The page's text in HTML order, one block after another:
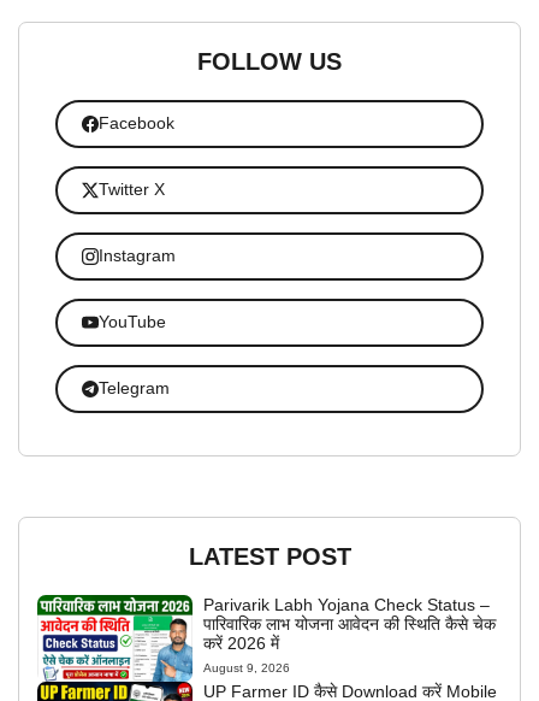
FOLLOW US
Facebook
Twitter X
Instagram
YouTube
Telegram
LATEST POST
Parivarik Labh Yojana Check Status –
पारिवारिक लाभ योजना आवेदन की स्थिति कैसे चेक
करें 2026 में
August 9, 2026
UP Farmer ID कैसे Download करें Mobile